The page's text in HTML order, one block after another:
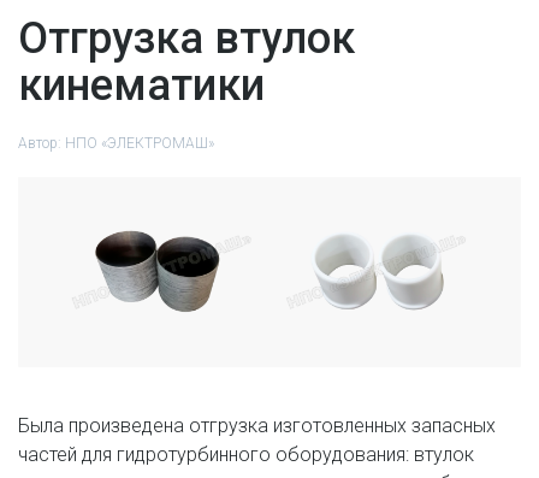
Отгрузка втулок
кинематики
Автор: НПО «ЭЛЕКТРОМАШ»
Была произведена отгрузка изготовленных запасных
частей для гидротурбинного оборудования: втулок